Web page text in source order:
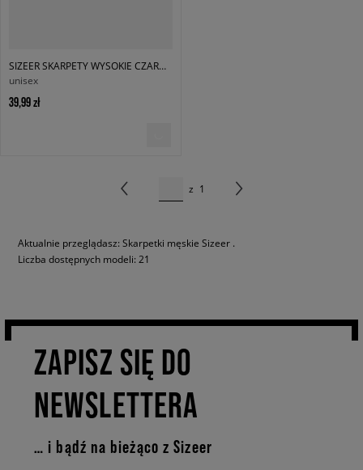
SIZEER SKARPETY WYSOKIE CZARNE WYSOKIE
unisex
39,99 zł
z 1
Aktualnie przeglądasz: Skarpetki męskie Sizeer .
Liczba dostępnych modeli: 21
ZAPISZ SIĘ DO
NEWSLETTERA
… i bądź na bieżąco z Sizeer